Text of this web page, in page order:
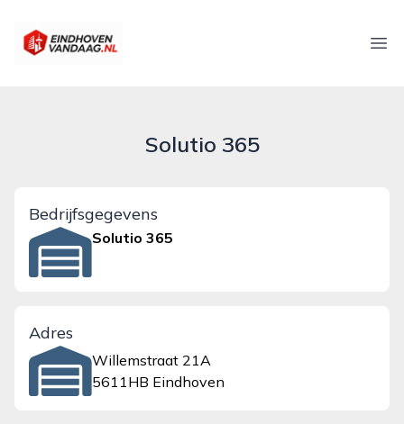
eindhovenvandaag.nl
Solutio 365
Bedrijfsgegevens
Solutio 365
Adres
Willemstraat 21A
5611HB Eindhoven